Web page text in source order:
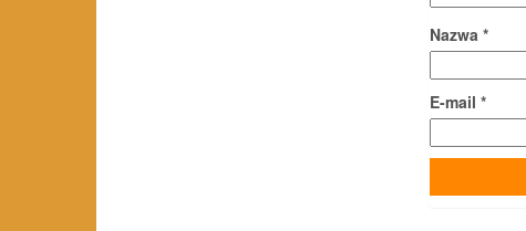
Nazwa *
E-mail *